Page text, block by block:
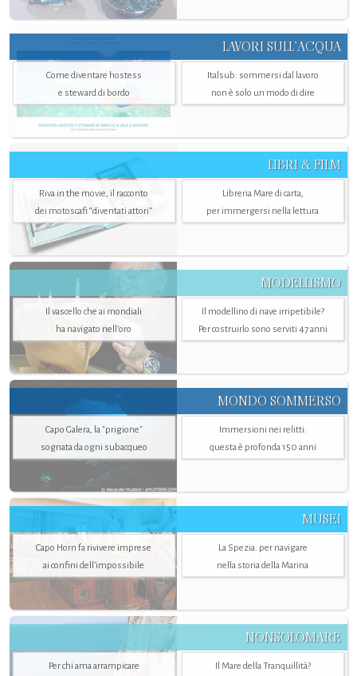
LAVORI SULL’ACQUA
Come diventare hostess
e steward di bordo
Italsub: sommersi dal lavoro
non è solo un modo di dire
LIBRI & FILM
Riva in the movie, il racconto
dei motoscafi “diventati attori”
Libreria Mare di carta,
per immergersi nella lettura
MODELLISMO
Il vascello che ai mondiali
ha navigato nell’oro
Il modellino di nave irripetibile?
Per costruirlo sono serviti 47 anni
MONDO SOMMERSO
Capo Galera, la "prigione"
sognata da ogni subacqueo
Immersioni nei relitti:
questa è profonda 150 anni
MUSEI
Capo Horn fa rivivere imprese
ai confini dell’impossibile
La Spezia. per navigare
nella storia della Marina
NONSOLOMARE
Per chi ama arrampicare
Il Mare della Tranquillità?